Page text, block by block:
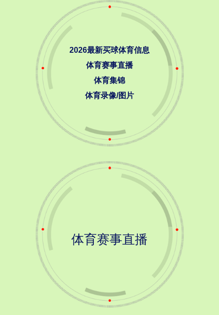
2026最新买球体育信息
体育赛事直播
体育集锦
体育录像/图片
体育赛事直播